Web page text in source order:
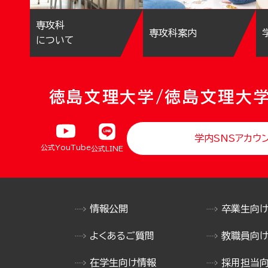
専攻科
について
専攻科案内
徳島文理大学/徳島文理大
公式YouTube公式LINE
学内SNSアカウ
情報公開
よくあるご質問
在学生向け情報
卒業生向
教職員向
採用担当